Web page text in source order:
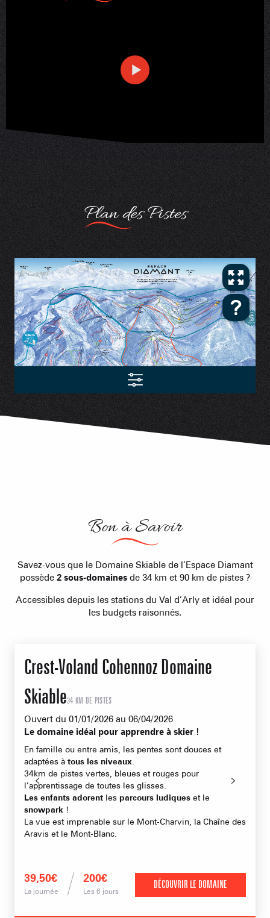
Plan des Pistes
Bon à Savoir
Savez-vous que le Domaine Skiable de l’Espace Diamant
possède 2 sous-domaines de 34 km et 90 km de pistes ?
Accessibles depuis les stations du Val d’Arly et idéal pour
les budgets raisonnés.
Crest-Voland Cohennoz Domaine
Skiable34 KM DE PISTES
Ouvert du 01/01/2026 au 06/04/2026
Le domaine idéal pour apprendre à skier !
En famille ou entre amis, les pentes sont douces et
adaptées à tous les niveaux
34km de pistes vertes, bleues et rouges pour
l’apprentissage de toutes les glisses.
Les enfants adorent les parcours ludiques et le
snowpark !
La vue est imprenable sur le Mont-Charvin, la Chaîne des
Aravis et le Mont-Blanc.
39,50€
La journée
200€
Les 6 jours
DÉCOUVRIR LE DOMAINE